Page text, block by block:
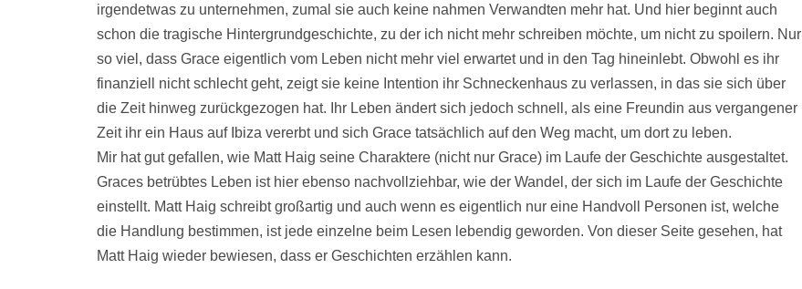
irgendetwas zu unternehmen, zumal sie auch keine nahmen Verwandten mehr hat. Und hier beginnt auch
schon die tragische Hintergrundgeschichte, zu der ich nicht mehr schreiben möchte, um nicht zu spoilern. Nur
so viel, dass Grace eigentlich vom Leben nicht mehr viel erwartet und in den Tag hineinlebt. Obwohl es ihr
finanziell nicht schlecht geht, zeigt sie keine Intention ihr Schneckenhaus zu verlassen, in das sie sich über
die Zeit hinweg zurückgezogen hat. Ihr Leben ändert sich jedoch schnell, als eine Freundin aus vergangener
Zeit ihr ein Haus auf Ibiza vererbt und sich Grace tatsächlich auf den Weg macht, um dort zu leben.
Mir hat gut gefallen, wie Matt Haig seine Charaktere (nicht nur Grace) im Laufe der Geschichte ausgestaltet.
Graces betrübtes Leben ist hier ebenso nachvollziehbar, wie der Wandel, der sich im Laufe der Geschichte
einstellt. Matt Haig schreibt großartig und auch wenn es eigentlich nur eine Handvoll Personen ist, welche
die Handlung bestimmen, ist jede einzelne beim Lesen lebendig geworden. Von dieser Seite gesehen, hat
Matt Haig wieder bewiesen, dass er Geschichten erzählen kann.